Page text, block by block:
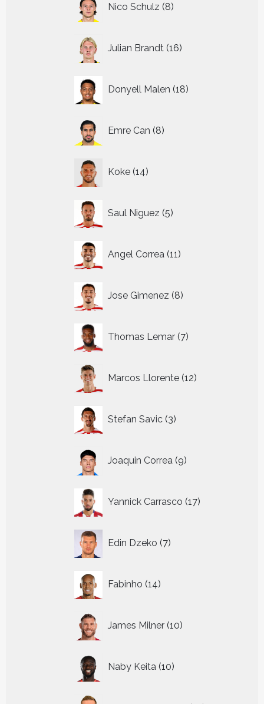
Nico Schulz 8
producten
Julian Brandt 16
producten
Donyell Malen 18
producten
Emre Can 8
producten
Koke 14
producten
Saul Niguez 5
producten
Angel Correa 11
producten
Jose Gimenez 8
producten
Thomas Lemar 7
producten
Marcos Llorente 12
producten
Stefan Savic 3
producten
Joaquin Correa 9
producten
Yannick Carrasco 17
producten
Edin Dzeko 7
producten
Fabinho 14
producten
James Milner 10
producten
Naby Keita 10
producten